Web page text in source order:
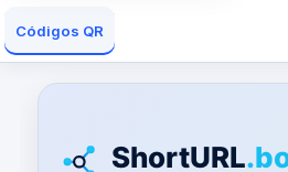
Códigos QR